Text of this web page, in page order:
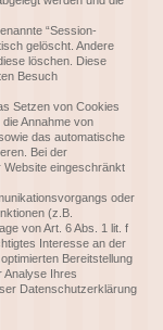
“Session-
gelöscht. Andere
löschen. Diese
Besuch
Setzen von Cookies
Annahme von
das automatische
Bei der
Website eingeschränkt
oder
(z.B.
von Art. 6 Abs. 1 lit. f
Interesse an der
Bereitstellung
Analyse Ihres
Datenschutzerklärung